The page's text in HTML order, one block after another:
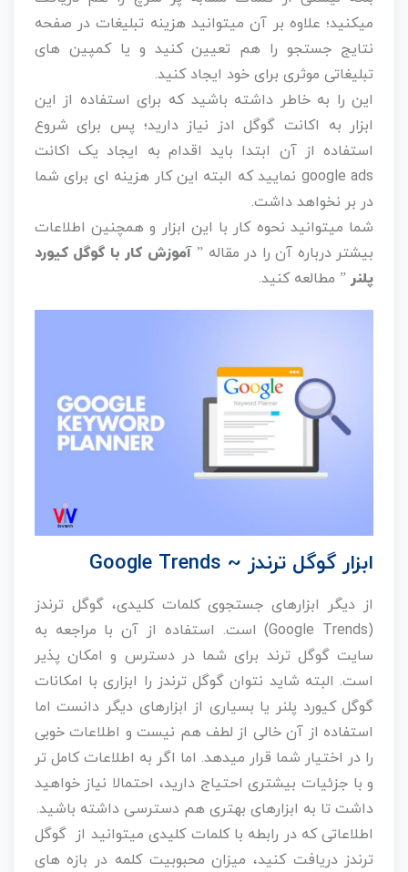
میکنید؛ علاوه بر آن میتوانید هزینه تبلیغات در صفحه
نتایج جستجو را هم تعیین کنید و یا کمپین های
تبلیغاتی موثری برای خود ایجاد کنید.
این را به خاطر داشته باشید که برای استفاده از این
ابزار به اکانت گوگل ادز نیاز دارید؛ پس برای شروع
استفاده از آن ابتدا باید اقدام به ایجاد یک اکانت
google ads نمایید که البته این کار هزینه ای برای شما
در بر نخواهد داشت.
شما میتوانید نحوه کار با این ابزار و همچنین اطلاعات
بیشتر درباره آن را در مقاله ”آموزش کار با گوگل کیورد
پلنر ” مطالعه کنید.
ابزار گوگل ترندز ~ Google Trends
از دیگر ابزارهای جستجوی کلمات کلیدی، گوگل ترندز
(Google Trends) است. استفاده از آن با مراجعه به
سایت گوگل ترند برای شما در دسترس و امکان پذیر
است. البته شاید نتوان گوگل ترندز را ابزاری با امکانات
گوگل کیورد پلنر یا بسیاری از ابزارهای دیگر دانست اما
استفاده از آن خالی از لطف هم نیست و اطلاعات خوبی
را در اختیار شما قرار میدهد. اما اگر به اطلاعات کامل تر
و با جزئیات بیشتری احتیاج دارید، احتمالا نیاز خواهید
داشت تا به ابزارهای بهتری هم دسترسی داشته باشید.
اطلاعاتی که در رابطه با کلمات کلیدی میتوانید از گوگل
ترندز دریافت کنید، میزان محبوبیت کلمه در بازه های